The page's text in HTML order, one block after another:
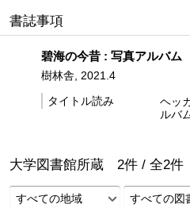
書誌事項
碧海の今昔 : 写真アルバム
樹林舎, 2021.4
タイトル読み
ヘッ
ルバ
大学図書館所蔵 2件 / 全2件
すべての地域
すべての図